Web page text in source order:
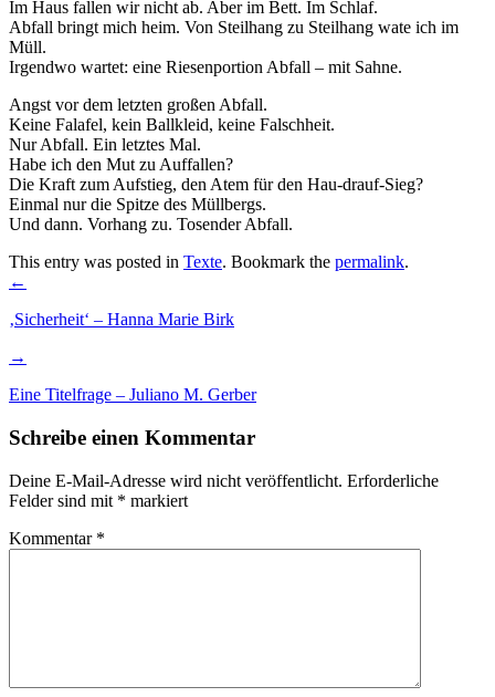
Im Haus fallen wir nicht ab. Aber im Bett. Im Schlaf.
Abfall bringt mich heim. Von Steilhang zu Steilhang wate ich im
Müll.
Irgendwo wartet: eine Riesenportion Abfall – mit Sahne.
Angst vor dem letzten großen Abfall.
Keine Falafel, kein Ballkleid, keine Falschheit.
Nur Abfall. Ein letztes Mal.
Habe ich den Mut zu Auffallen?
Die Kraft zum Aufstieg, den Atem für den Hau-drauf-Sieg?
Einmal nur die Spitze des Müllbergs.
Und dann. Vorhang zu. Tosender Abfall.
This entry was posted in Texte. Bookmark the permalink.
Post
←
‚Sicherheit‘ – Hanna Marie Birk
→
Eine Titelfrage – Juliano M. Gerber
Schreibe einen Kommentar
Deine E-Mail-Adresse wird nicht veröffentlicht. Erforderliche
Felder sind mit * markiert
Kommentar *